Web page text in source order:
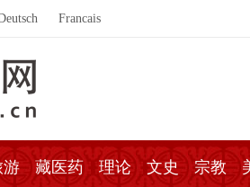
Francais
游 藏医药 理论 文史 宗教